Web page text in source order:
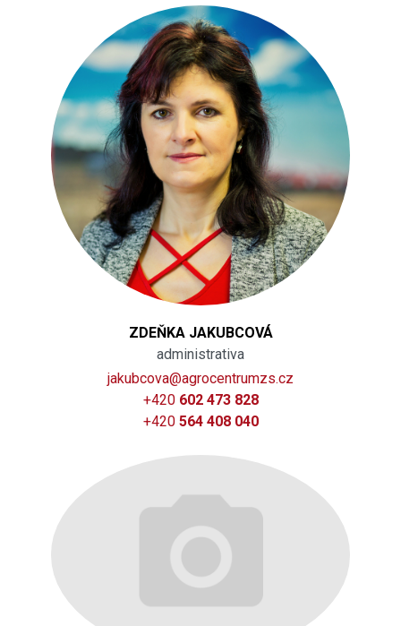
ZDEŇKA JAKUBCOVÁ
administrativa
jakubcova@agrocentrumzs.cz
+420 602 473 828
+420 564 408 040